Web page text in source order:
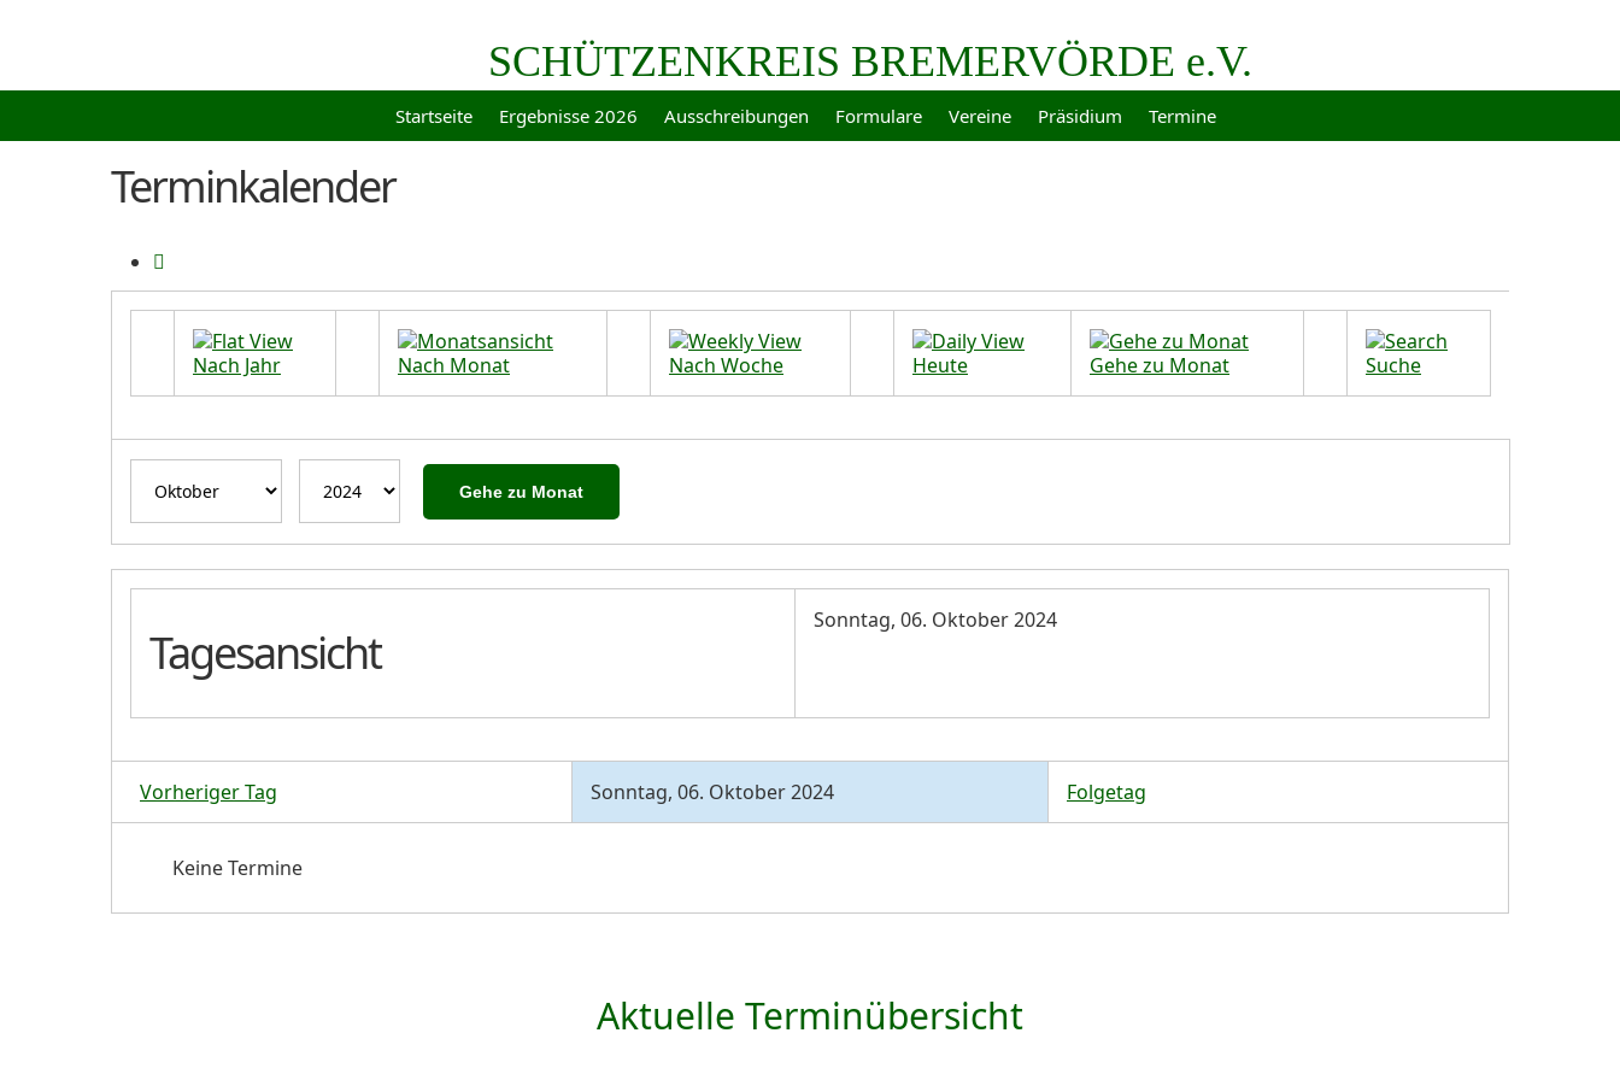
SCHÜTZENKREIS BREMERVÖRDE e.V.
Startseite Ergebnisse 2026 Ausschreibungen Formulare Vereine Präsidium Termine
Terminkalender
Nach Jahr Nach Monat Nach Woche Heute Gehe zu Monat Suche
Gehe zu Monat
Tagesansicht
Sonntag, 06. Oktober 2024
Vorheriger Tag Sonntag, 06. Oktober 2024 Folgetag
Keine Termine
Aktuelle Terminübersicht